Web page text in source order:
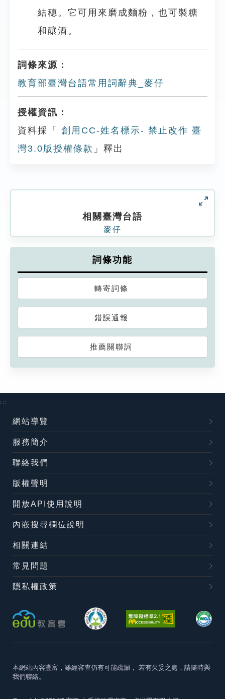
結穗。它可用來磨成麵粉，也可製糖
和釀酒。
詞條來源：
教育部臺灣台語常用詞辭典_麥仔
授權資訊：
資料採「
創用CC-姓名標示- 禁止改作 臺
灣3.0版授權條款 」釋出
相關臺灣台語
麥仔
詞條功能
轉寄詞條
錯誤通報
推薦關聯詞
:::
網站導覽
服務簡介
聯絡我們
版權聲明
開放API使用說明
內嵌搜尋欄位說明
相關連結
常見問題
隱私權政策
本網站內容豐富，雖經審查仍有可能疏漏， 若有欠妥之處，請隨時與
我們聯絡。